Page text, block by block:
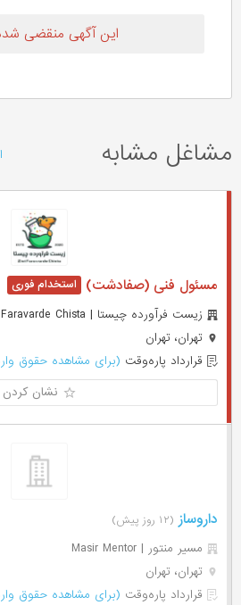
این آگهی منقضی
مشاغل مشابه
مسئول فنی (صفادشت)
زیست فرآورده چیستا | Zist Faravarde Chista
تهران، تهران
قرارداد پاره‌وقت (برای مشاهده حقوق
نشان کردن
داروساز (۱۲ روز پیش)
مسیر منتور | Masir Mentor
تهران، تهران
قرارداد پاره‌وقت (برای مشاهده حقوق